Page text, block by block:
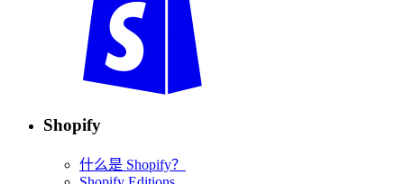
Shopify
什么是 Shopify？